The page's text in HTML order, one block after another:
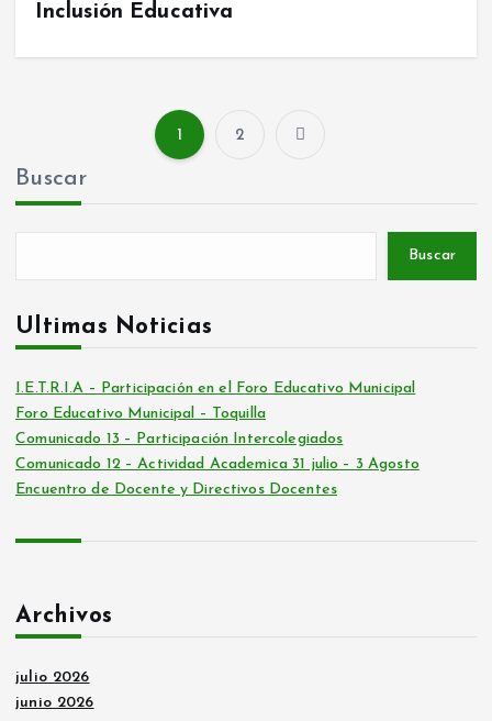
Inclusión Educativa
n
a
c
1 2
Buscar
Buscar
Ultimas Noticias
I.E.T.R.I.A – Participación en el Foro Educativo Municipal
Foro Educativo Municipal – Toquilla
Comunicado 13 – Participación Intercolegiados
Comunicado 12 – Actividad Academica 31 julio – 3 Agosto
Encuentro de Docente y Directivos Docentes
Archivos
julio 2026
junio 2026